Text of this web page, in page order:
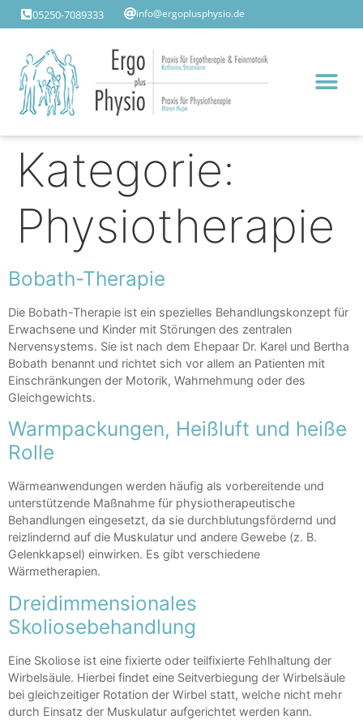
05250-7089333 info@ergoplusphysio.de
Kategorie:
Physiotherapie
Bobath-Therapie
Die Bobath-Therapie ist ein spezielles Behandlungskonzept für
Erwachsene und Kinder mit Störungen des zentralen
Nervensystems. Sie ist nach dem Ehepaar Dr. Karel und Bertha
Bobath benannt und richtet sich vor allem an Patienten mit
Einschränkungen der Motorik, Wahrnehmung oder des
Gleichgewichts.
Warmpackungen, Heißluft und heiße
Rolle
Wärmeanwendungen werden häufig als vorbereitende und
unterstützende Maßnahme für physiotherapeutische
Behandlungen eingesetzt, da sie durchblutungsfördernd und
reizlindernd auf die Muskulatur und andere Gewebe (z. B.
Gelenkkapsel) einwirken. Es gibt verschiedene
Wärmetherapien.
Dreidimmensionales
Skoliosebehandlung
Eine Skoliose ist eine fixierte oder teilfixierte Fehlhaltung der
Wirbelsäule. Hierbei findet eine Seitverbiegung der Wirbelsäule
bei gleichzeitiger Rotation der Wirbel statt, welche nicht mehr
durch Einsatz der Muskulatur aufgerichtet werden kann.